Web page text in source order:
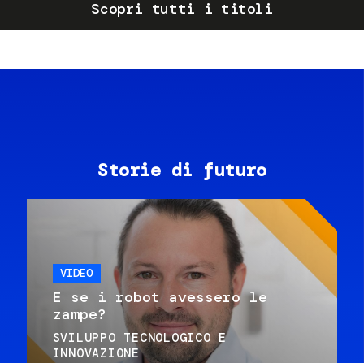
Scopri tutti i titoli
Storie di futuro
VIDEO
E se i robot avessero le
zampe?
SVILUPPO TECNOLOGICO E
INNOVAZIONE